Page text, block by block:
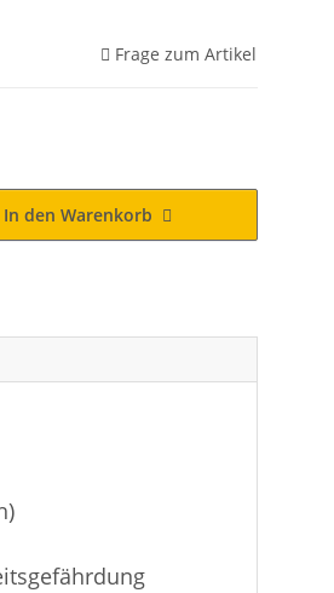
Frage zum Artikel
In den Warenkorb